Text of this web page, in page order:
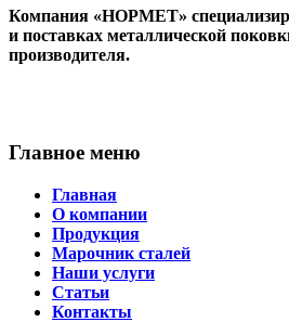
Компания «НОРМЕТ»
и поставках металлической
производителя.
Главное меню
Главная
О компании
Продукция
Марочник сталей
Наши услуги
Статьи
Контакты